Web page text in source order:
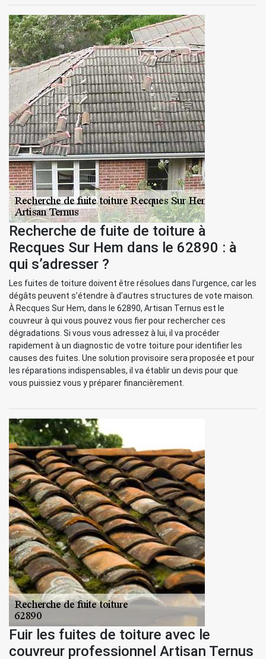
Recherche de fuite de toiture à
Recques Sur Hem dans le 62890 : à
qui s’adresser ?
Les fuites de toiture doivent être résolues dans l’urgence, car les
dégâts peuvent s’étendre à d’autres structures de vote maison.
À Recques Sur Hem, dans le 62890, Artisan Ternus est le
couvreur à qui vous pouvez vous fier pour rechercher ces
dégradations. Si vous vous adressez à lui, il va procéder
rapidement à un diagnostic de votre toiture pour identifier les
causes des fuites. Une solution provisoire sera proposée et pour
les réparations indispensables, il va établir un devis pour que
vous puissiez vous y préparer financièrement.
Fuir les fuites de toiture avec le
couvreur professionnel Artisan Ternus